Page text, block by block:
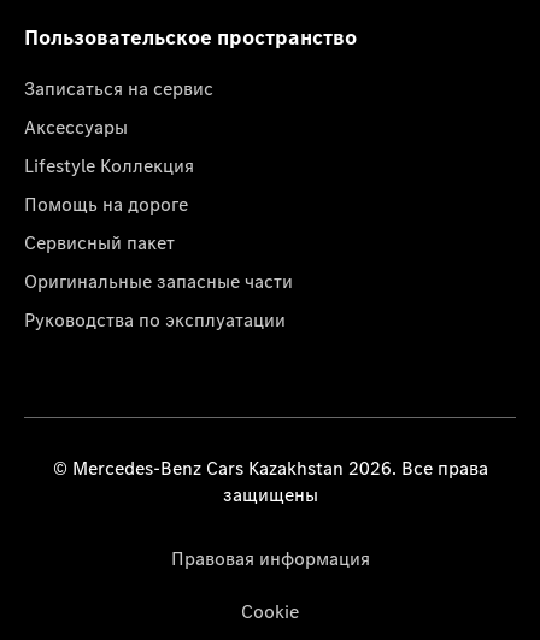
Пользовательское пространство
Записаться на сервис
Аксессуары
Lifestyle Коллекция
Помощь на дороге
Сервисный пакет
Оригинальные запасные части
Руководства по эксплуатации
© Mercedes-Benz Cars Kazakhstan 2026. Все права
защищены
Правовая информация
Cookie